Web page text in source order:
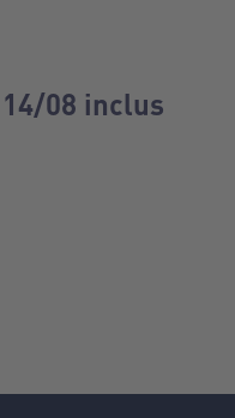
08 inclus